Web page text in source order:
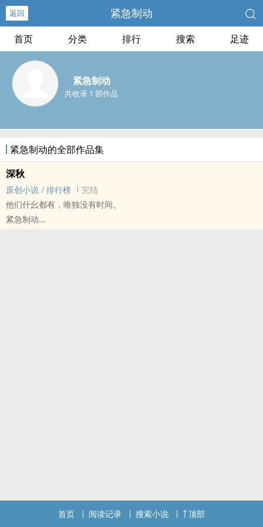
返回 紧急制动
首页 分类 排行 搜索 足迹
紧急制动
共收录 1 部作品
紧急制动的全部作品集
深秋
原创小说 / 排行榜
完结
他们什幺都有，唯独没有时间。
紧急制动
首页 阅读记录 搜索小说 顶部